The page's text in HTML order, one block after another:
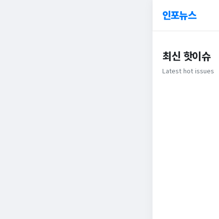
인포뉴스
최신 핫이슈
Latest hot issues